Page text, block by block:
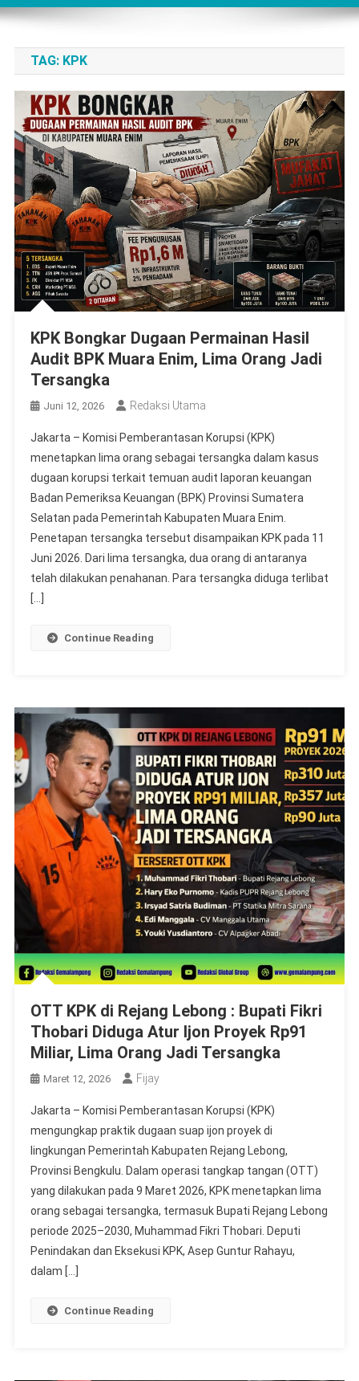
TAG: KPK
KPK Bongkar Dugaan Permainan Hasil
Audit BPK Muara Enim, Lima Orang Jadi
Tersangka
Juni 12, 2026 Redaksi Utama
Jakarta – Komisi Pemberantasan Korupsi (KPK)
menetapkan lima orang sebagai tersangka dalam kasus
dugaan korupsi terkait temuan audit laporan keuangan
Badan Pemeriksa Keuangan (BPK) Provinsi Sumatera
Selatan pada Pemerintah Kabupaten Muara Enim.
Penetapan tersangka tersebut disampaikan KPK pada 11
Juni 2026. Dari lima tersangka, dua orang di antaranya
telah dilakukan penahanan. Para tersangka diduga terlibat
[…]
Continue Reading
OTT KPK di Rejang Lebong : Bupati Fikri
Thobari Diduga Atur Ijon Proyek Rp91
Miliar, Lima Orang Jadi Tersangka
Maret 12, 2026 Fijay
Jakarta – Komisi Pemberantasan Korupsi (KPK)
mengungkap praktik dugaan suap ijon proyek di
lingkungan Pemerintah Kabupaten Rejang Lebong,
Provinsi Bengkulu. Dalam operasi tangkap tangan (OTT)
yang dilakukan pada 9 Maret 2026, KPK menetapkan lima
orang sebagai tersangka, termasuk Bupati Rejang Lebong
periode 2025–2030, Muhammad Fikri Thobari. Deputi
Penindakan dan Eksekusi KPK, Asep Guntur Rahayu,
dalam […]
Continue Reading